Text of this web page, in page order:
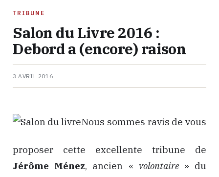
TRIBUNE
Salon du Livre 2016 :
Debord a (encore) raison
3 AVRIL 2016
Nous sommes ravis de vous
proposer cette excellente tribune de
Jérôme Ménez, ancien « volontaire» du